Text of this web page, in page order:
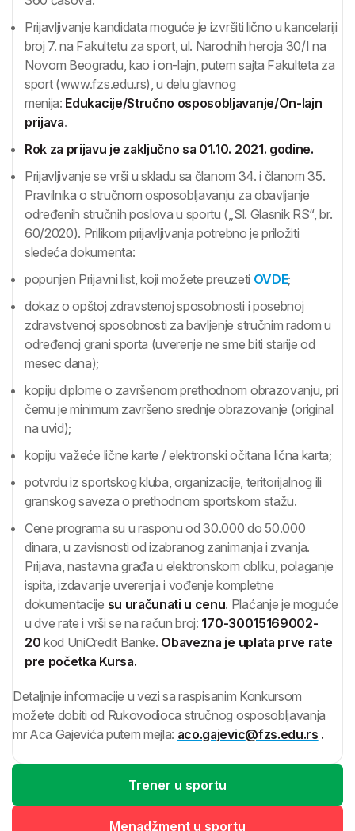
Prijavljivanje kandidata moguće je izvršiti lično u kancelariji
broj 7. na Fakultetu za sport, ul. Narodnih heroja 30/I na
Novom Beogradu, kao i on-lajn, putem sajta Fakulteta za
sport (www.fzs.edu.rs), u delu glavnog
menija: Edukacije/Stručno osposobljavanje/On-lajn
prijava.
Rok za prijavu je zaključno sa 01.10. 2021. godine.
Prijavljivanje se vrši u skladu sa članom 34. i članom 35.
Pravilnika o stručnom osposobljavanju za obavljanje
određenih stručnih poslova u sportu („Sl. Glasnik RS“, br.
60/2020). Prilikom prijavljivanja potrebno je priložiti
sledeća dokumenta:
popunjen Prijavni list, koji možete preuzeti OVDE;
dokaz o opštoj zdravstenoj sposobnosti i posebnoj
zdravstvenoj sposobnosti za bavljenje stručnim radom u
određenoj grani sporta (uverenje ne sme biti starije od
mesec dana);
kopiju diplome o završenom prethodnom obrazovanju, pri
čemu je minimum završeno srednje obrazovanje (original
na uvid);
kopiju važeće lične karte / elektronski očitana lična karta;
potvrdu iz sportskog kluba, organizacije, teritorijalnog ili
granskog saveza o prethodnom sportskom stažu.
Cene programa su u rasponu od 30.000 do 50.000
dinara, u zavisnosti od izabranog zanimanja i zvanja.
Prijava, nastavna građa u elektronskom obliku, polaganje
ispita, izdavanje uverenja i vođenje kompletne
dokumentacije su uračunati u cenu. Plaćanje je moguće
u dve rate i vrši se na račun broj: 170-30015169002-
20 kod UniCredit Banke. Obavezna je uplata prve rate
pre početka Kursa.
Detaljnije informacije u vezi sa raspisanim Konkursom
možete dobiti od Rukovodioca stručnog osposobljavanja
mr Aca Gajevića putem mejla: aco.gajevic@fzs.edu.rs .
Trener u sportu
Menadžment u sportu